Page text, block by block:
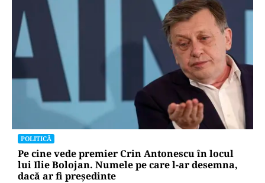
POLITICĂ
Pe cine vede premier Crin Antonescu în locul
lui Ilie Bolojan. Numele pe care l-ar desemna,
dacă ar fi președinte